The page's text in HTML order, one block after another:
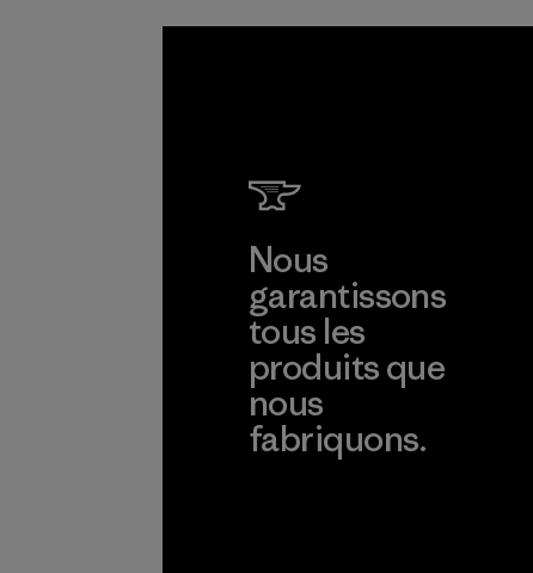
Nous
garantissons
tous les
produits que
nous
fabriquons.